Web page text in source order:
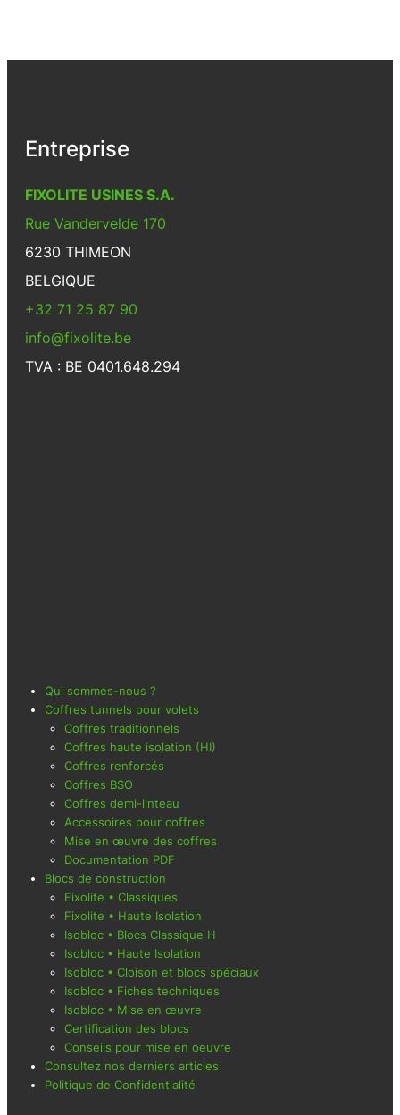
Entreprise
FIXOLITE USINES S.A.
Rue Vandervelde 170
6230 THIMEON
BELGIQUE
+32 71 25 87 90
info@fixolite.be
TVA : BE 0401.648.294
Qui sommes-nous ?
Coffres tunnels pour volets
Coffres traditionnels
Coffres haute isolation (HI)
Coffres renforcés
Coffres BSO
Coffres demi-linteau
Accessoires pour coffres
Mise en œuvre des coffres
Documentation PDF
Blocs de construction
Fixolite • Classiques
Fixolite • Haute Isolation
Isobloc • Blocs Classique H
Isobloc • Haute Isolation
Isobloc • Cloison et blocs spéciaux
Isobloc • Fiches techniques
Isobloc • Mise en œuvre
Certification des blocs
Conseils pour mise en oeuvre
Consultez nos derniers articles
Politique de Confidentialité